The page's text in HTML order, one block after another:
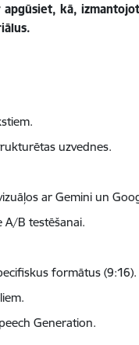
kā,
uzvednes.
ar Gemini un
A/B testēšanai.
formātus (9:16).
Generation.